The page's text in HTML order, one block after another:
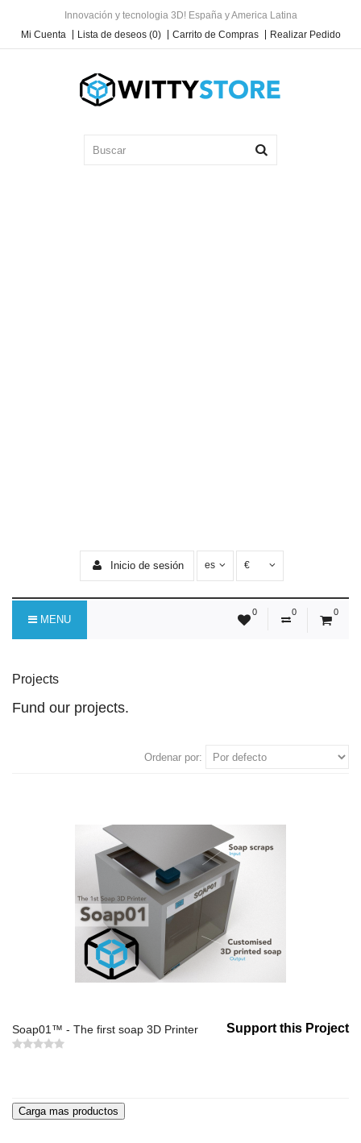
Innovación y tecnologia 3D! España y America Latina
Mi Cuenta
Lista de deseos (0) Carrito de Compras Realizar Pedido
Inicio de sesión es €
0 0 0
MENU
Projects
Fund our projects.
Ordenar por:
Soap01™ - The first soap 3D Printer Support this Project